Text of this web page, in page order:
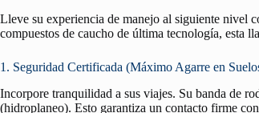
Lleve su experiencia de manejo al siguiente nivel
compuestos de caucho de última tecnología, esta
1. Seguridad Certificada (Máximo Agarre en
Incorpore tranquilidad a sus viajes. Su banda de
(hidroplaneo). Esto garantiza un contacto firme